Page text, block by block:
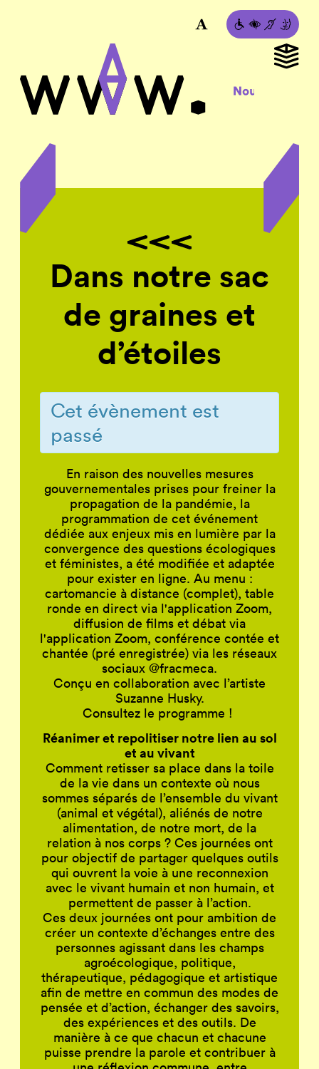
Dans notre sac
de graines et
d’étoiles
Cet évènement est
passé
En raison des nouvelles mesures
gouvernementales prises pour freiner la
propagation de la pandémie, la
programmation de cet événement
dédiée aux enjeux mis en lumière par la
convergence des questions écologiques
et féministes, a été modifiée et adaptée
pour exister en ligne. Au menu :
cartomancie à distance (complet), table
ronde en direct via l'application Zoom,
diffusion de films et débat via
l'application Zoom, conférence contée et
chantée (pré enregistrée) via les réseaux
sociaux @fracmeca.
Conçu en collaboration avec l’artiste
Suzanne Husky.
Consultez le programme !
Réanimer et repolitiser notre lien au sol
et au vivant
Comment retisser sa place dans la toile
de la vie dans un contexte où nous
sommes séparés de l’ensemble du vivant
(animal et végétal), aliénés de notre
alimentation, de notre mort, de la
relation à nos corps ? Ces journées ont
pour objectif de partager quelques outils
qui ouvrent la voie à une reconnexion
avec le vivant humain et non humain, et
permettent de passer à l’action.
Ces deux journées ont pour ambition de
créer un contexte d’échanges entre des
personnes agissant dans les champs
agroécologique, politique,
thérapeutique, pédagogique et artistique
afin de mettre en commun des modes de
pensée et d’action, échanger des savoirs,
des expériences et des outils. De
manière à ce que chacun et chacune
puisse prendre la parole et contribuer à